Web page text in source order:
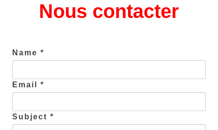
Nous contacter
Name *
Email *
Subject *